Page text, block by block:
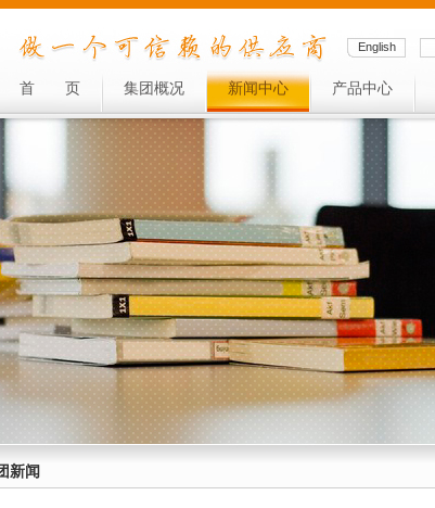
English
首 页 集团概况 新闻中心 产品中心
新闻